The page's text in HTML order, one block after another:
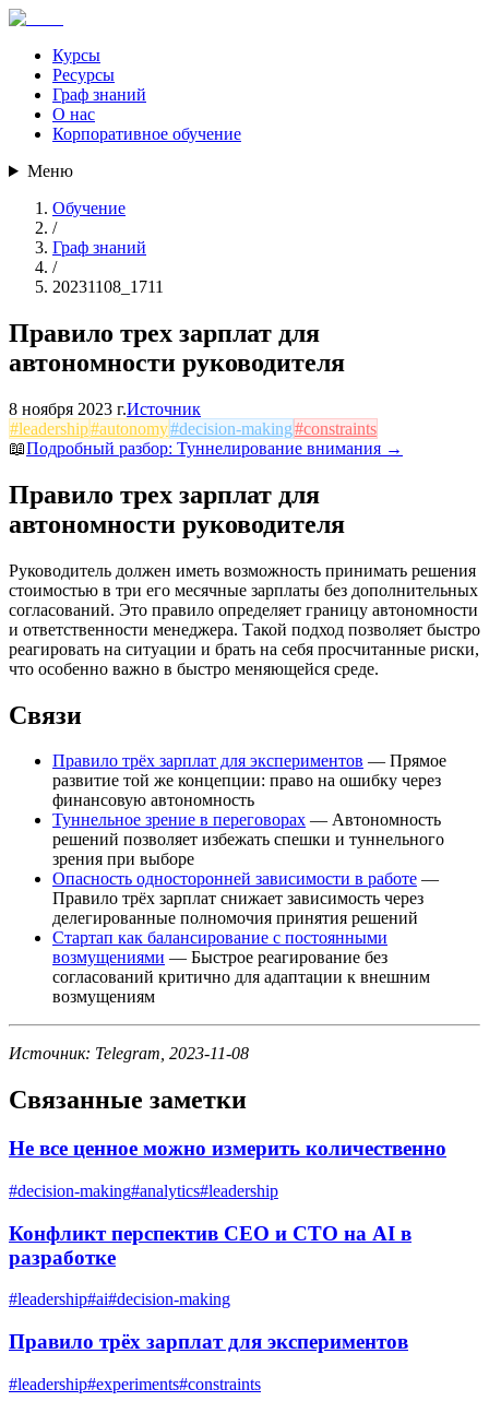
Курсы
Ресурсы
Граф знаний
О нас
Корпоративное обучение
Меню
Обучение
/
Граф знаний
/
20231108_1711
Правило трех зарплат для
автономности руководителя
8 ноября 2023 г.Источник
#leadership#autonomy#decision-making#constraints
📖Подробный разбор: Туннелирование внимания →
Правило трех зарплат для
автономности руководителя
Руководитель должен иметь возможность принимать решения
стоимостью в три его месячные зарплаты без дополнительных
согласований. Это правило определяет границу автономности
и ответственности менеджера. Такой подход позволяет быстро
реагировать на ситуации и брать на себя просчитанные риски,
что особенно важно в быстро меняющейся среде.
Связи
Правило трёх зарплат для экспериментов — Прямое
развитие той же концепции: право на ошибку через
финансовую автономность
Туннельное зрение в переговорах — Автономность
решений позволяет избежать спешки и туннельного
зрения при выборе
Опасность односторонней зависимости в работе —
Правило трёх зарплат снижает зависимость через
делегированные полномочия принятия решений
Стартап как балансирование с постоянными
возмущениями — Быстрое реагирование без
согласований критично для адаптации к внешним
возмущениям
Источник: Telegram, 2023-11-08
Связанные заметки
Не все ценное можно измерить количественно
#decision-making#analytics#leadership
Конфликт перспектив CEO и CTO на AI в
разработке
#leadership#ai#decision-making
Правило трёх зарплат для экспериментов
#leadership#experiments#constraints